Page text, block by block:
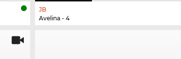
JB
Avelina - 4